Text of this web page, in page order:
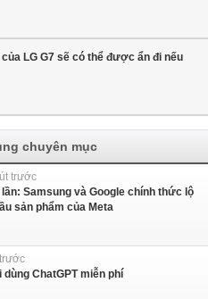
LG G7 sẽ có thể được ẩn đi nếu
chuyên mục
trước
lần: Samsung và Google chính thức lộ
sản phẩm của Meta
ChatGPT miễn phí